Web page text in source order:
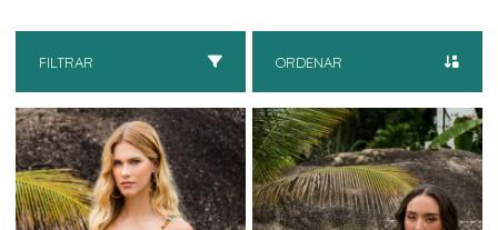
FILTRAR ORDENAR